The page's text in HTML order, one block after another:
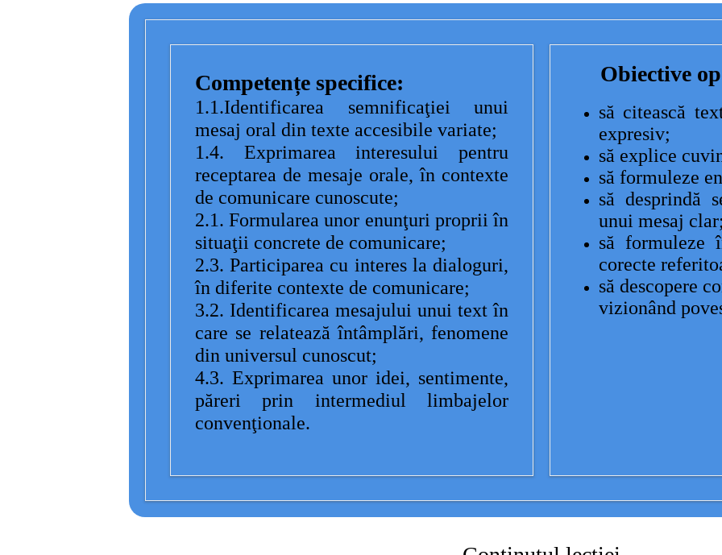
Competențe specifice:
1.1.Identificarea semnificaţiei unui
mesaj oral din texte accesibile variate;
1.4. Exprimarea interesului pentru
receptarea de mesaje orale, în contexte
de comunicare cunoscute;
2.1. Formularea unor enunţuri proprii în
situaţii concrete de comunicare;
2.3. Participarea cu interes la dialoguri,
în diferite contexte de comunicare;
3.2. Identificarea mesajului unui text în
care se relatează întâmplări, fenomene
din universul cunoscut;
4.3. Exprimarea unor idei, sentimente,
păreri prin intermediul limbajelor
convenţionale.
Obiective
să citească
expresiv;
să explice
să formuleze
să desprindă
unui mesaj
să formuleze
corecte
să descopere
vizionând